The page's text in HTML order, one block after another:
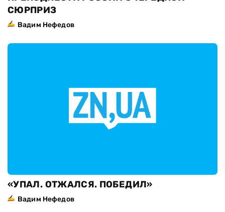
СЮРПРИЗ
Вадим Нефедов
«УПАЛ. ОТЖАЛСЯ. ПОБЕДИЛ»
Вадим Нефедов